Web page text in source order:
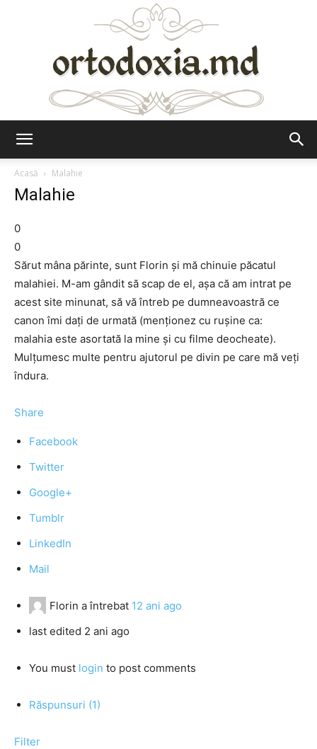
Acasă
Malahie
Malahie
0
0
Sărut mâna părinte, sunt Florin și mă chinuie păcatul
malahiei. M-am gândit să scap de el, așa că am intrat pe
acest site minunat, să vă întreb pe dumneavoastră ce
canon îmi dați de urmată (menționez cu rușine ca:
malahia este asortată la mine și cu filme deocheate).
Mulțumesc multe pentru ajutorul pe divin pe care mă veți
îndura.
Share
Facebook
Twitter
Google+
Tumblr
LinkedIn
Mail
Florin a întrebat 12 ani ago
last edited 2 ani ago
You must login to post comments
Răspunsuri (1)
Filter